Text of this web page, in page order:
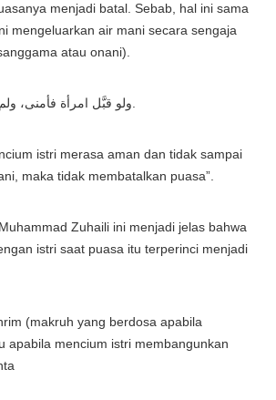
menjadi batal. Sebab, hal ini sama
mengeluarkan air mani secara sengaja
atau onani).
istri merasa aman dan tidak sampai
maka tidak membatalkan puasa”.
Zuhaili ini menjadi jelas bahwa
istri saat puasa itu terperinci menjadi
(makruh yang berdosa apabila
apabila mencium istri membangunkan